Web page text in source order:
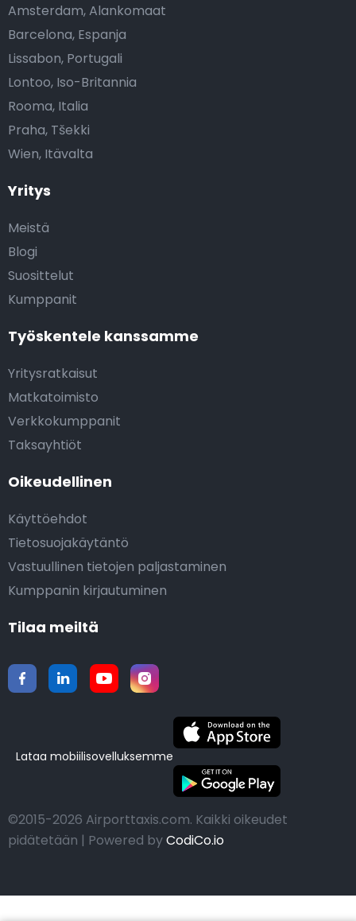
Yritys
Meistä
Blogi
Suosittelut
Kumppanit
Työskentele kanssamme
Yritysratkaisut
Matkatoimisto
Verkkokumppanit
Taksayhtiöt
Oikeudellinen
Käyttöehdot
Tietosuojakäytäntö
Vastuullinen tietojen paljastaminen
Kumppanin kirjautuminen
Amsterdam, Alankomaat
Barcelona, Espanja
Lissabon, Portugali
Lontoo, Iso-Britannia
Rooma, Italia
Praha, Tšekki
Wien, Itävalta
Tilaa meiltä
Lataa mobiilisovelluksemme
©2015-2026 Airporttaxis.com. Kaikki oikeudet
pidätetään | Powered byCodiCo.io